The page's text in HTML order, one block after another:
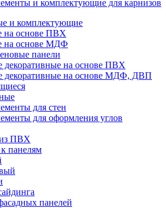
и комплектующие для карнизов
и комплектующие
на основе ПВХ
на основе МДФ
панели
декоративные на основе ПВХ
декоративные на основе МДФ, ДВП
для стен
для оформления углов
из ПВХ
панелям
панелей